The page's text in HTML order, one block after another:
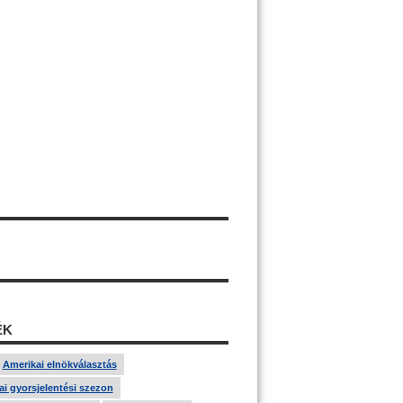
Amerikai elnökválasztás
gyorsjelentési szezon